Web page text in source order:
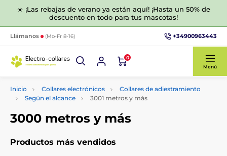
☀️ ¡Las rebajas de verano ya están aquí! ¡Hasta un 50% de
descuento en todo para tus mascotas!
Llámanos (Mo-Fr 8-16) +34900963443
0
Menú
Inicio Collares electrónicos
Collares de adiestramiento
Según el alcance
3001 metros y más
3000 metros y más
Productos más vendidos